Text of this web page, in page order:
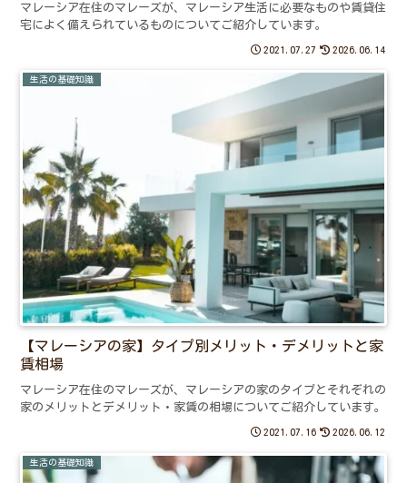
マレーシア在住のマレーズが、マレーシア生活に必要なものや賃貸住
宅によく備えられているものについてご紹介しています。
2021.07.27 2026.06.14
生活の基礎知識
【マレーシアの家】タイプ別メリット・デメリットと家
賃相場
マレーシア在住のマレーズが、マレーシアの家のタイプとそれぞれの
家のメリットとデメリット・家賃の相場についてご紹介しています。
2021.07.16 2026.06.12
生活の基礎知識